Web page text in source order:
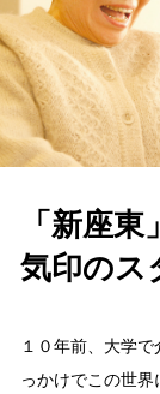
「新座
気印のス
１０年前、大学
っかけでこの世